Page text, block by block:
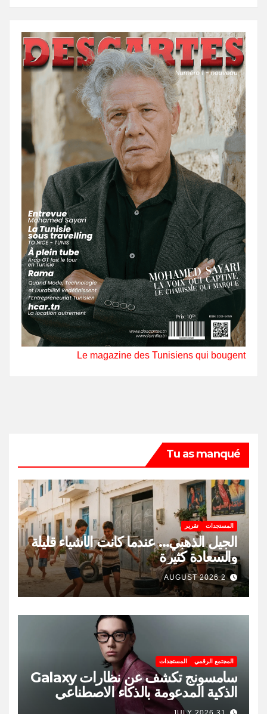
Le magazine des Tunisiens qui bougent
Tu as manqué
المستجدات تقرير
الجيل الذهبي… عندما كانت الأشياء قليلة
والسعادة كثيرة
2 AUGUST 2026
المجتمع الرقمي المستجدات
سامسونج تكشف عن نظارات Galaxy
الذكية المدعومة بالذكاء الاصطناعي